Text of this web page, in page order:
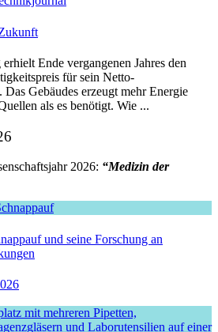
Ende vergangenen Jahres den
für sein Netto-
Das Gebäudes erzeugt mehr Energie
als es benötigt. Wie ...
2026: “Medizin der
und seine Forschung an